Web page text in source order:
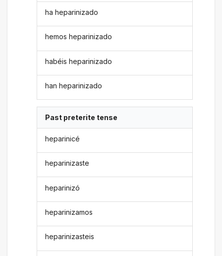
ha heparinizado
hemos heparinizado
habéis heparinizado
han heparinizado
Past preterite tense
heparinicé
heparinizaste
heparinizó
heparinizamos
heparinizasteis